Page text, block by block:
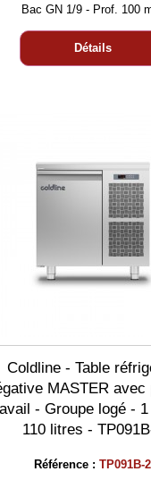
Bac GN 1/9 - Prof. 100
Détails
Coldline - Table
MASTER avec
- Groupe logé -
110 litres -
Référence :TP091B-2